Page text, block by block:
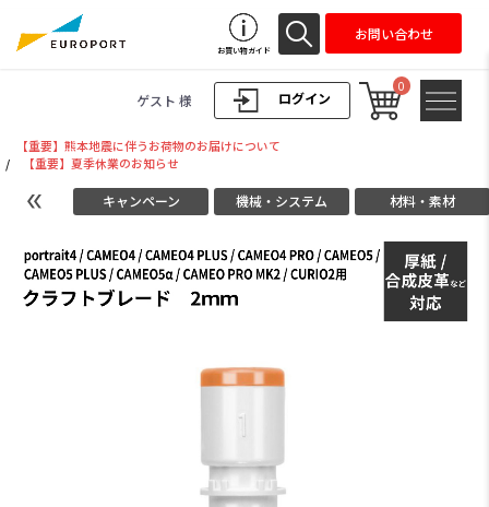
ログイン
ゲスト 様
0
お買い物ガイド
お問い合わせ
【重要】熊本地震に伴うお荷物のお届けについて
/
【重要】夏季休業のお知らせ
キャンペーン 機械・システム 材料・素材